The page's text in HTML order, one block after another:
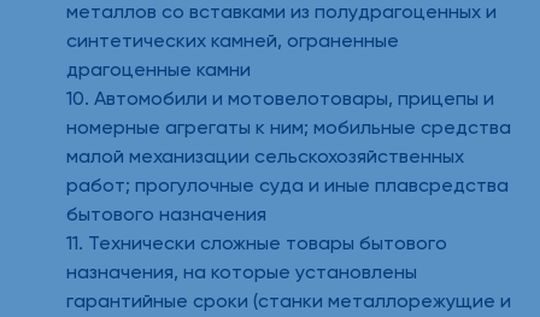
металлов со вставками из полудрагоценных и
синтетических камней, ограненные
драгоценные камни
10. Автомобили и мотовелотовары, прицепы и
номерные агрегаты к ним; мобильные средства
малой механизации сельскохозяйственных
работ; прогулочные суда и иные плавсредства
бытового назначения
11. Технически сложные товары бытового
назначения, на которые установлены
гарантийные сроки (станки металлорежущие и